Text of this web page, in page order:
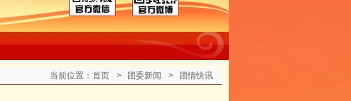
当前位置： 首页 团委新闻 团情快讯